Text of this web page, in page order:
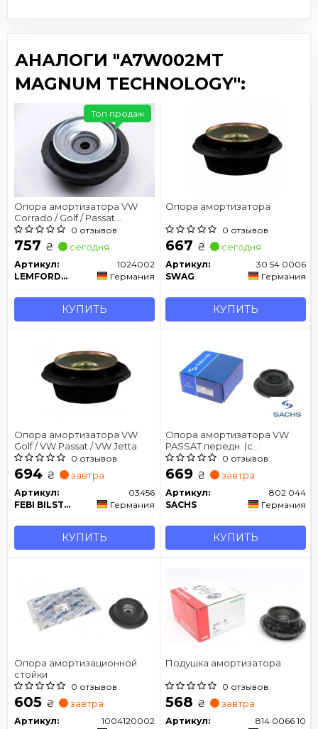
АНАЛОГИ "A7W002MT
MAGNUM TECHNOLOGY":
Опора амортизатора VW
Corrado / Golf / Passat
передняя сторона 88-99
0 отзывов
757 ₴ сегодня
Артикул:
1024002
LEMFORDER
Германия
КУПИТЬ
Топ продаж
Опора амортизатора
0 отзывов
667 ₴ сегодня
Артикул:
30 54 0006
SWAG
Германия
КУПИТЬ
Опора амортизатора VW
Golf / VW Passat / VW Jetta
0 отзывов
694 ₴ завтра
Артикул:
03456
FEBI BILSTEIN
Германия
КУПИТЬ
Опора амортизатора VW
PASSAT передн. (с
подшипником)0 отзывов
669 ₴ завтра
Артикул:
802 044
SACHS
Германия
КУПИТЬ
Опора амортизационной
стойки
0 отзывов
605 ₴ завтра
Артикул:
1004120002
Подушка амортизатора
0 отзывов
568 ₴ завтра
Артикул:
814 0066 10